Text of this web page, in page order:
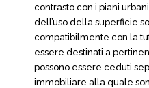
contrasto con i piani
dell’uso della superficie
compatibilmente con la
essere destinati a
possono essere ceduti
immobiliare alla quale